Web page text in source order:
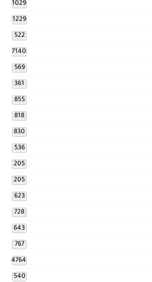
1029
1229
522
7140
569
361
855
818
830
536
205
205
623
728
643
767
4764
540